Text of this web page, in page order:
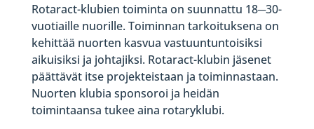
Rotaract-klubien toiminta on suunnattu 18─30-
vuotiaille nuorille. Toiminnan tarkoituksena on
kehittää nuorten kasvua vastuuntuntoisiksi
aikuisiksi ja johtajiksi. Rotaract-klubin jäsenet
päättävät itse projekteistaan ja toiminnastaan.
Nuorten klubia sponsoroi ja heidän
toimintaansa tukee aina rotaryklubi.